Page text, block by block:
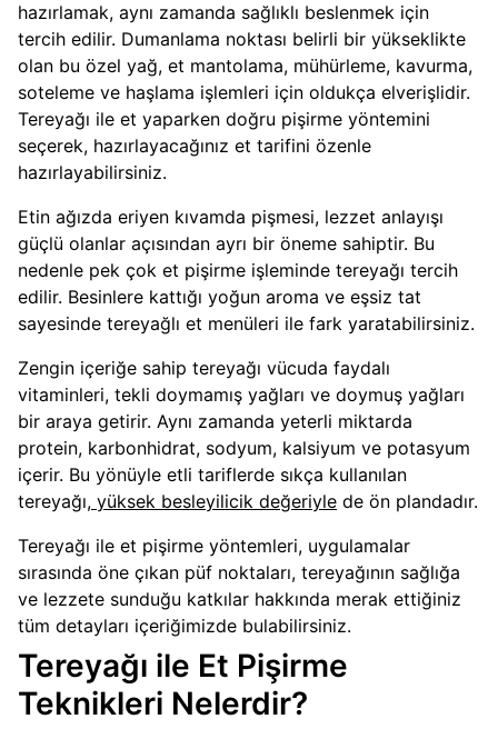
hazırlamak, aynı zamanda sağlıklı beslenmek için
tercih edilir. Dumanlama noktası belirli bir yükseklikte
olan bu özel yağ, et mantolama, mühürleme, kavurma,
soteleme ve haşlama işlemleri için oldukça elverişlidir.
Tereyağı ile et yaparken doğru pişirme yöntemini
seçerek, hazırlayacağınız et tarifini özenle
hazırlayabilirsiniz.
Etin ağızda eriyen kıvamda pişmesi, lezzet anlayışı
güçlü olanlar açısından ayrı bir öneme sahiptir. Bu
nedenle pek çok et pişirme işleminde tereyağı tercih
edilir. Besinlere kattığı yoğun aroma ve eşsiz tat
sayesinde tereyağlı et menüleri ile fark yaratabilirsiniz.
Zengin içeriğe sahip tereyağı vücuda faydalı
vitaminleri, tekli doymamış yağları ve doymuş yağları
bir araya getirir. Aynı zamanda yeterli miktarda
protein, karbonhidrat, sodyum, kalsiyum ve potasyum
içerir. Bu yönüyle etli tariflerde sıkça kullanılan
tereyağı, yüksek besleyilicik değeriyle de ön plandadır.
Tereyağı ile et pişirme yöntemleri, uygulamalar
sırasında öne çıkan püf noktaları, tereyağının sağlığa
ve lezzete sunduğu katkılar hakkında merak ettiğiniz
tüm detayları içeriğimizde bulabilirsiniz.
Tereyağı ile Et Pişirme
Teknikleri Nelerdir?